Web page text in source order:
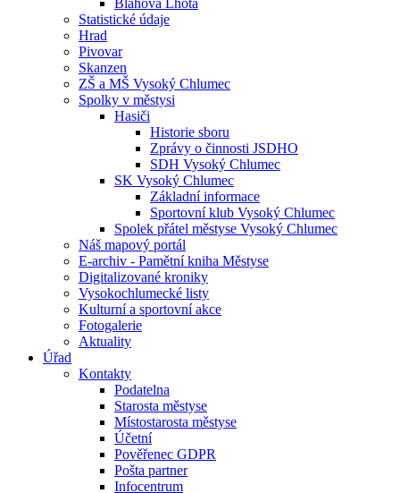
Bláhova Lhota
Statistické údaje
Hrad
Pivovar
Skanzen
ZŠ a MŠ Vysoký Chlumec
Spolky v městysi
Hasiči
Historie sboru
Zprávy o činnosti JSDHO
SDH Vysoký Chlumec
SK Vysoký Chlumec
Základní informace
Sportovní klub Vysoký Chlumec
Spolek přátel městyse Vysoký Chlumec
Náš mapový portál
E-archiv - Pamětní kniha Městyse
Digitalizované kroniky
Vysokochlumecké listy
Kulturní a sportovní akce
Fotogalerie
Aktuality
Úřad
Kontakty
Podatelna
Starosta městyse
Místostarosta městyse
Účetní
Pověřenec GDPR
Pošta partner
Infocentrum